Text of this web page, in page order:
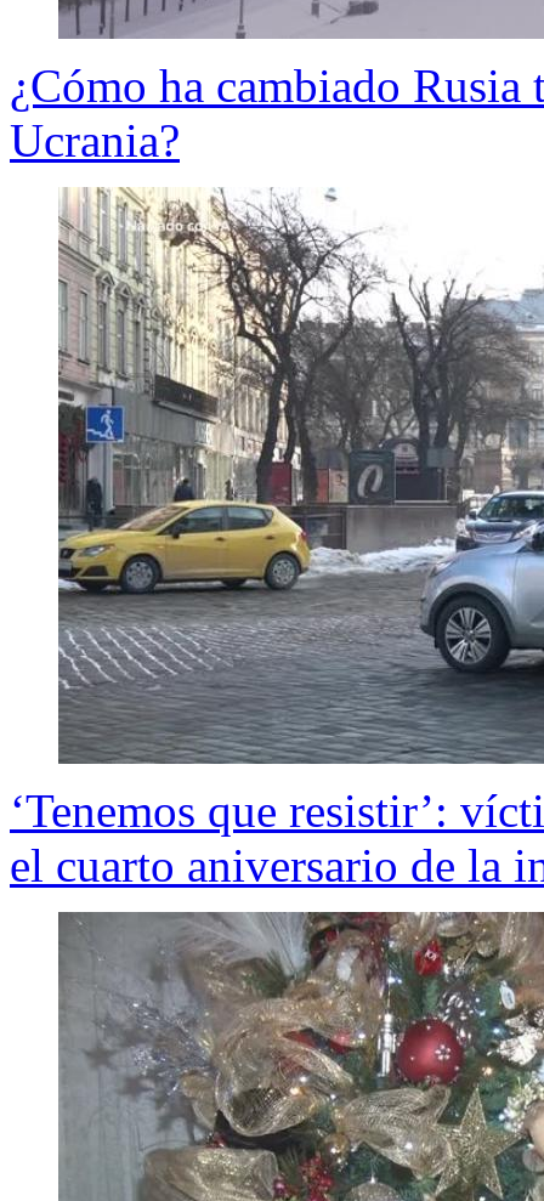
¿Cómo ha cambiado Rusia
Ucrania?
‘Tenemos que resistir’:
el cuarto aniversario de la